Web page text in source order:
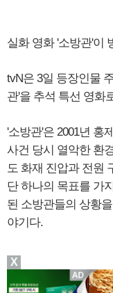
실화 영화 '소방관'이
tvN은 3일 등장인물
관'을 추석 특선 영화
'소방관'은 2001년 홍
사건 당시 열악한 환
도 화재 진압과 전원
단 하나의 목표를 가
된 소방관들의 상황
야기다.
X